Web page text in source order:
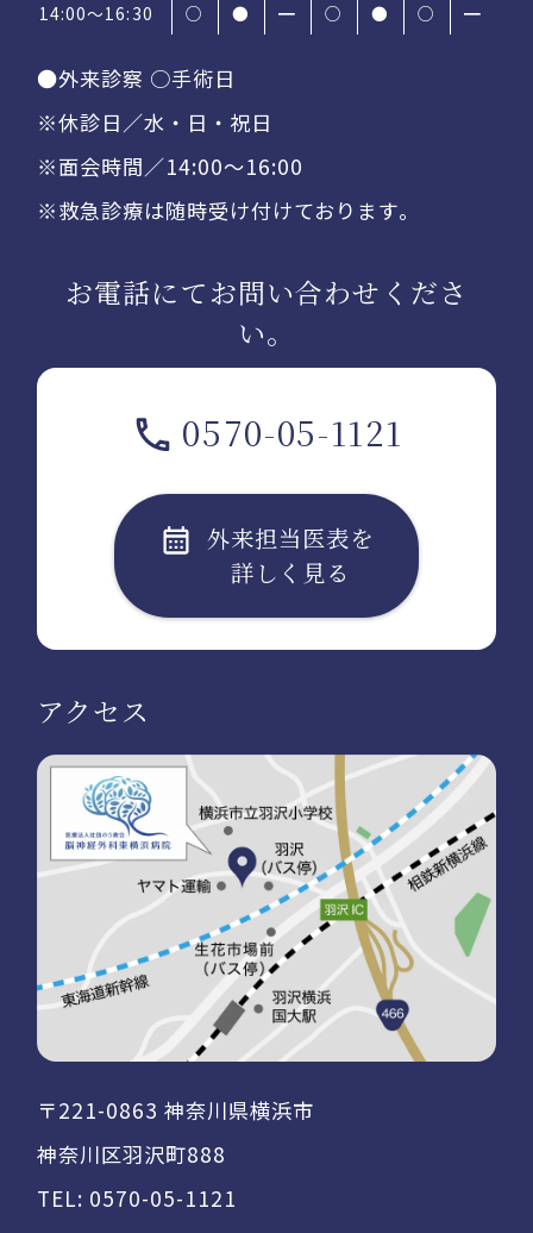
14:00〜16:30
○ ● ━ ○ ● ○ ━
●外来診察 ○手術日
※休診日／水・日・祝日
※面会時間／14:00〜16:00
※救急診療は随時受け付けております。
お電話にてお問い合わせくださ
い。
0570-05-1121
外来担当医表を
詳しく見る
アクセス
〒221-0863 神奈川県横浜市
神奈川区羽沢町888
TEL: 0570-05-1121